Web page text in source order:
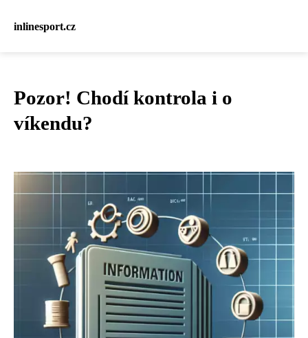
inlinesport.cz
Pozor! Chodí kontrola i o
víkendu?